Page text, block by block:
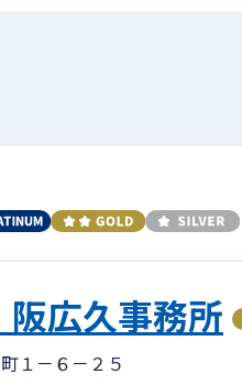
広久事務所
１－６－２５